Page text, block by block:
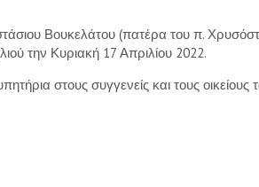
Βουκελάτου (πατέρα του π.
την Κυριακή 17 Απριλίου 2022.
στους συγγενείς και τους οικείους